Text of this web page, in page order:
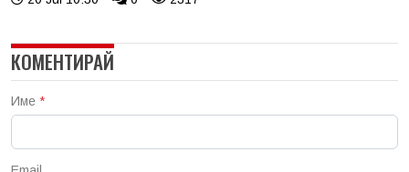
КОМЕНТИРАЙ
Име *